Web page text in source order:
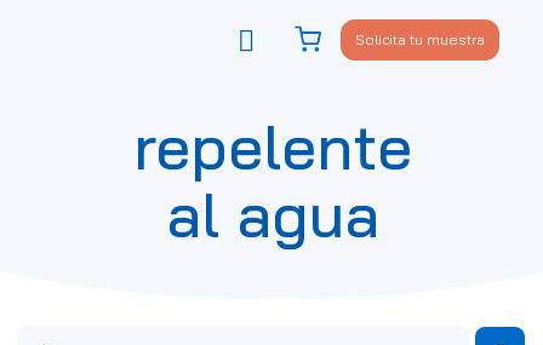
Solicita tu muestra
repelente
al agua